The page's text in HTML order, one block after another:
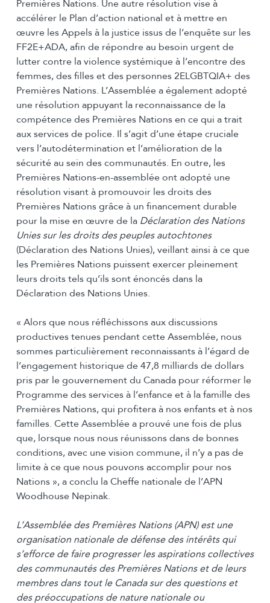
Premières Nations. Une autre résolution vise à
accélérer le Plan d’action national et à mettre en
œuvre les Appels à la justice issus de l’enquête sur les
FF2E+ADA, afin de répondre au besoin urgent de
lutter contre la violence systémique à l’encontre des
femmes, des filles et des personnes 2ELGBTQIA+ des
Premières Nations. L’Assemblée a également adopté
une résolution appuyant la reconnaissance de la
compétence des Premières Nations en ce qui a trait
aux services de police. Il s’agit d’une étape cruciale
vers l’autodétermination et l’amélioration de la
sécurité au sein des communautés. En outre, les
Premières Nations-en-assemblée ont adopté une
résolution visant à promouvoir les droits des
Premières Nations grâce à un financement durable
pour la mise en œuvre de la Déclaration des Nations
Unies sur les droits des peuples autochtones
(Déclaration des Nations Unies), veillant ainsi à ce que
les Premières Nations puissent exercer pleinement
leurs droits tels qu’ils sont énoncés dans la
Déclaration des Nations Unies.
« Alors que nous réfléchissons aux discussions
productives tenues pendant cette Assemblée, nous
sommes particulièrement reconnaissants à l’égard de
l’engagement historique de 47,8 milliards de dollars
pris par le gouvernement du Canada pour réformer le
Programme des services à l’enfance et à la famille des
Premières Nations, qui profitera à nos enfants et à nos
familles. Cette Assemblée a prouvé une fois de plus
que, lorsque nous nous réunissons dans de bonnes
conditions, avec une vision commune, il n’y a pas de
limite à ce que nous pouvons accomplir pour nos
Nations », a conclu la Cheffe nationale de l’APN
Woodhouse Nepinak.
L’Assemblée des Premières Nations (APN) est une
organisation nationale de défense des intérêts qui
s’efforce de faire progresser les aspirations collectives
des communautés des Premières Nations et de leurs
membres dans tout le Canada sur des questions et
des préoccupations de nature nationale ou